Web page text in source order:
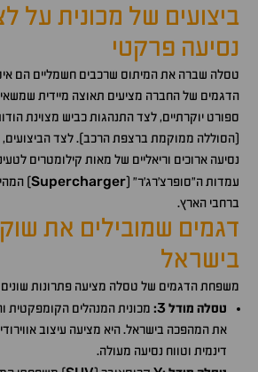
ביצועים של מכונית על
נסיעה פרקטי
טסלה שברה את המיתוס שרכבים חשמליים הם
הדגמים של החברה מציעים תאוצה מיידית
ספורט יוקרתיים, לצד התנהגות כביש מצוינת
(הסוללה ממוקמת ברצפת הרכב). לצד הביצועים,
נסיעה ארוכים וריאליים של מאות קילומטרים
עמדות ה"סופרצ'רג'ר" (Supercharger
)
ברחבי הארץ.
דגמים שמובילים את
בישראל
משפחת הדגמים של טסלה מציעה פתרונות שונים
טסלה מודל3
: מכונית המנהלים הקומפקטית
את המהפכה בישראל. היא מציעה עיצוב
דינמית וטווח נסיעה מעולה.